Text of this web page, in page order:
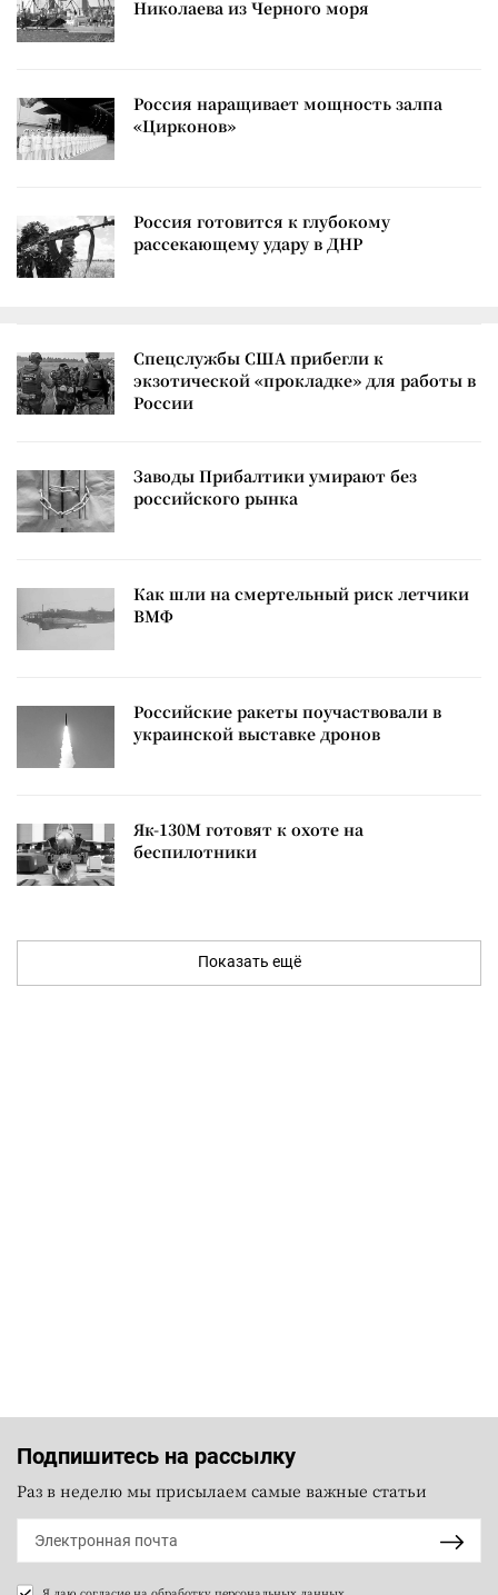
Николаева из Черного моря
Россия наращивает мощность залпа
«Цирконов»
Россия готовится к глубокому
рассекающему удару в ДНР
Спецслужбы США прибегли к
экзотической «прокладке» для работы в
России
Заводы Прибалтики умирают без
российского рынка
Как шли на смертельный риск летчики
ВМФ
Российские ракеты поучаствовали в
украинской выставке дронов
Як-130М готовят к охоте на
беспилотники
Показать ещё
Подпишитесь на рассылку
Раз в неделю мы присылаем самые важные статьи